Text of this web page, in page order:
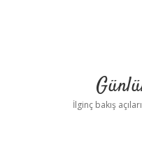
İlginç bakış